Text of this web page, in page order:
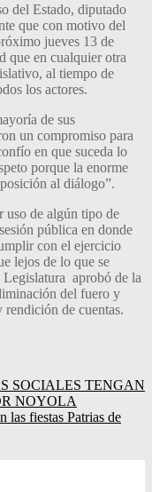
del Estado, diputado
que con motivo del
jueves 13 de
que en cualquier otra
al tiempo de
los actores.
de sus
un compromiso para
en que suceda lo
porque la enorme
al diálogo”.
uso de algún tipo de
pública en donde
con el ejercicio
lejos de lo que se
Legislatura aprobó de la
del fuero y
rendición de cuentas.
SOCIALES TENGAN
NOYOLA
las fiestas Patrias de